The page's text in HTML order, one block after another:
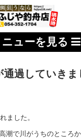
ニューを見る
通過していき
ました。
潮で川がうちのところか